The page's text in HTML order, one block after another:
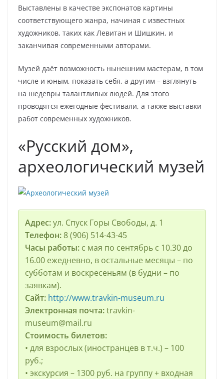
Выставлены в качестве экспонатов картины
соответствующего жанра, начиная с известных
художников, таких как Левитан и Шишкин, и
заканчивая современными авторами.
Музей даёт возможность нынешним мастерам, в том
числе и юным, показать себя, а другим – взглянуть
на шедевры талантливых людей. Для этого
проводятся ежегодные фестивали, а также выставки
работ современных художников.
«Русский дом»,
археологический музей
Адрес:ул. Спуск Горы Свободы, д. 1
Телефон:8 (906) 514-43-45
Часы работы:с мая по сентябрь с 10.30 до
16.00 ежедневно, в остальные месяцы – по
субботам и воскресеньям (в будни – по
заявкам).
Сайт: http://www.travkin-museum.ru
Электронная почта:travkin-
museum@mail.ru
Стоимость билетов:
• для взрослых (иностранцев в т.ч.) – 100
руб.;
• экскурсия – 1300 руб. на группу + входная